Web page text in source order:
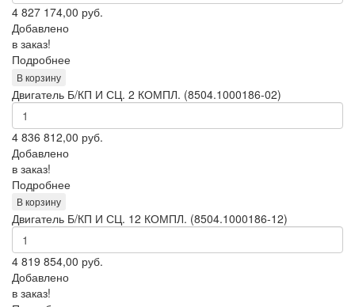
4 827 174,00 руб.
Добавлено
в заказ!
Подробнее
В корзину
Двигатель Б/КП И СЦ. 2 КОМПЛ. (8504.1000186-02)
4 836 812,00 руб.
Добавлено
в заказ!
Подробнее
В корзину
Двигатель Б/КП И СЦ. 12 КОМПЛ. (8504.1000186-12)
4 819 854,00 руб.
Добавлено
в заказ!